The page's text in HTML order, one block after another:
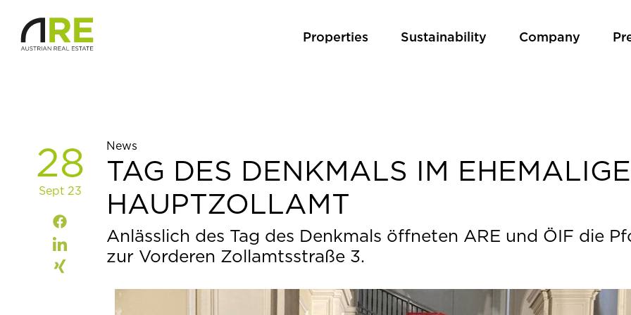
Properties Sustainability Company
28
Sept 23
News
TAG DES DENKMALS IM
HAUPTZOLLAMT
Anlässlich des Tag des Denkmals öffneten ARE und ÖIF die
zur Vorderen Zollamtsstraße 3.